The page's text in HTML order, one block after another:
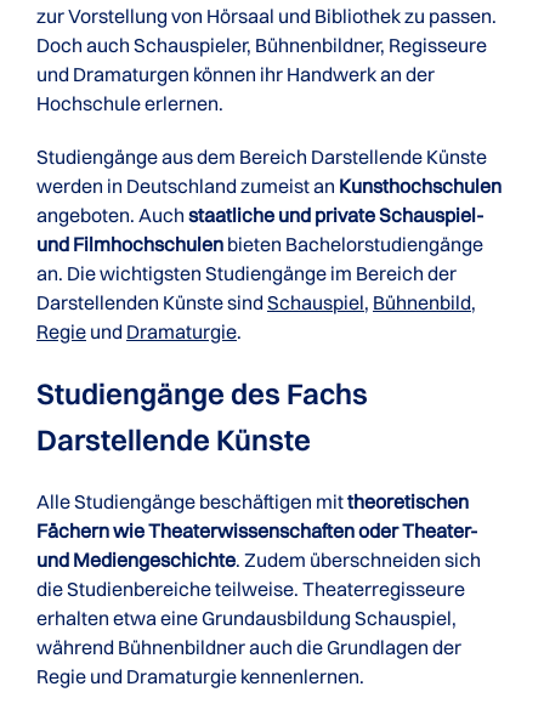
zur Vorstellung von Hörsaal und Bibliothek zu passen.
Doch auch Schauspieler, Bühnenbildner, Regisseure
und Dramaturgen können ihr Handwerk an der
Hochschule erlernen.
Studiengänge aus dem Bereich Darstellende Künste
werden in Deutschland zumeist an Kunsthochschulen
angeboten. Auch staatliche und private Schauspiel-
und Filmhochschulen bieten Bachelorstudiengänge
an. Die wichtigsten Studiengänge im Bereich der
Darstellenden Künste sind Schauspiel, Bühnenbild,
Regie und Dramaturgie.
Studiengänge des Fachs
Darstellende Künste
Alle Studiengänge beschäftigen mittheoretischen
Fächern wie Theaterwissenschaften oder Theater-
und Mediengeschichte. Zudem überschneiden sich
die Studienbereiche teilweise. Theaterregisseure
erhalten etwa eine Grundausbildung Schauspiel,
während Bühnenbildner auch die Grundlagen der
Regie und Dramaturgie kennenlernen.